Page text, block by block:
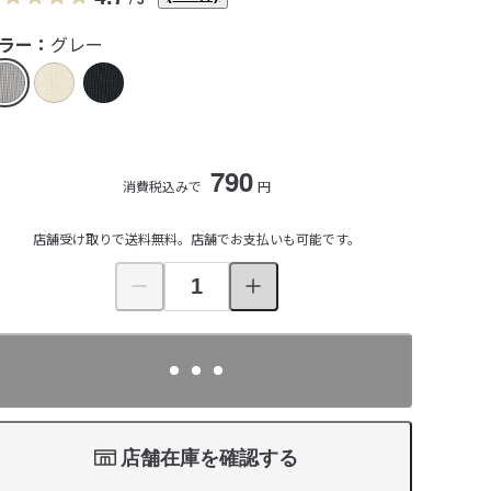
ー： グレー
消費税込みで 790 円
店舗受け取りで送料無料。店舗でお支払いも可能です。
店舗在庫を確認する